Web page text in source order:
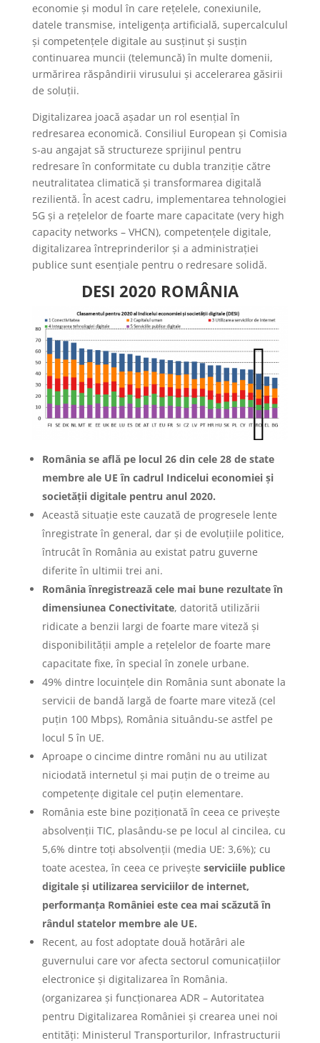
economie și modul în care rețelele, conexiunile,
datele transmise, inteligența artificială, supercalculul
și competențele digitale au susținut și susțin
continuarea muncii (telemuncă) în multe domenii,
urmărirea răspândirii virusului și accelerarea găsirii
de soluții.
Digitalizarea joacă așadar un rol esențial în
redresarea economică. Consiliul European și Comisia
s-au angajat să structureze sprijinul pentru
redresare în conformitate cu dubla tranziție către
neutralitatea climatică și transformarea digitală
rezilientă. În acest cadru, implementarea tehnologiei
5G și a rețelelor de foarte mare capacitate (very high
capacity networks – VHCN), competențele digitale,
digitalizarea întreprinderilor și a administrației
publice sunt esențiale pentru o redresare solidă.
DESI 2020 ROMÂNIA
România se află pe locul 26 din cele 28 de state
membre ale UE în cadrul Indicelui economiei și
societății digitale pentru anul 2020.
Această situație este cauzată de progresele lente
înregistrate în general, dar și de evoluțiile politice,
întrucât în România au existat patru guverne
diferite în ultimii trei ani.
România înregistrează cele mai bune rezultate în
dimensiunea Conectivitate, datorită utilizării
ridicate a benzii largi de foarte mare viteză și
disponibilității ample a rețelelor de foarte mare
capacitate fixe, în special în zonele urbane.
49% dintre locuințele din România sunt abonate la
servicii de bandă largă de foarte mare viteză (cel
puțin 100 Mbps), România situându-se astfel pe
locul 5 în UE.
Aproape o cincime dintre români nu au utilizat
niciodată internetul și mai puțin de o treime au
competențe digitale cel puțin elementare.
România este bine poziționată în ceea ce privește
absolvenții TIC, plasându-se pe locul al cincilea, cu
5,6% dintre toți absolvenții (media UE: 3,6%); cu
toate acestea, în ceea ce privește serviciile publice
digitale și utilizarea serviciilor de internet,
performanța României este cea mai scăzută în
rândul statelor membre ale UE.
Recent, au fost adoptate două hotărâri ale
guvernului care vor afecta sectorul comunicațiilor
electronice și digitalizarea în România.
(organizarea și funcționarea ADR – Autoritatea
pentru Digitalizarea României și crearea unei noi
entități: Ministerul Transporturilor, Infrastructurii